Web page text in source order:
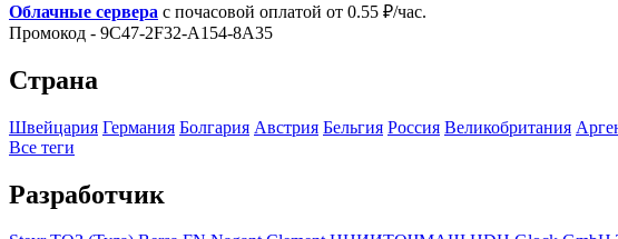
Облачные сервера с почасовой оплатой от 0.55 ₽/час.
Промокод - 9C47-2F32-A154-8A35
Страна
Швейцария Германия Болгария Австрия Бельгия Росcия Великобритания
Все теги
Разработчик